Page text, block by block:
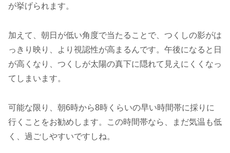
が挙げられます。
加えて、朝日が低い角度で当たることで、つくしの影がは
っきり映り、より視認性が高まるんです。午後になると日
が高くなり、つくしが太陽の真下に隠れて見えにくくなっ
てしまいます。
可能な限り、朝6時から8時くらいの早い時間帯に採りに
行くことをお勧めします。この時間帯なら、まだ気温も低
く、過ごしやすいですしね。